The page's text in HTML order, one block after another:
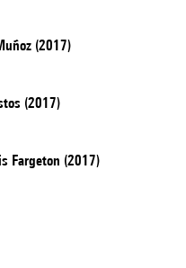
(2017)
(2017)
Fargeton (2017)